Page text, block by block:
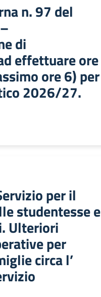
n. 97 del
di
effettuare ore
ore 6) per
2026/27.
per il
studentesse e
per
circa l’